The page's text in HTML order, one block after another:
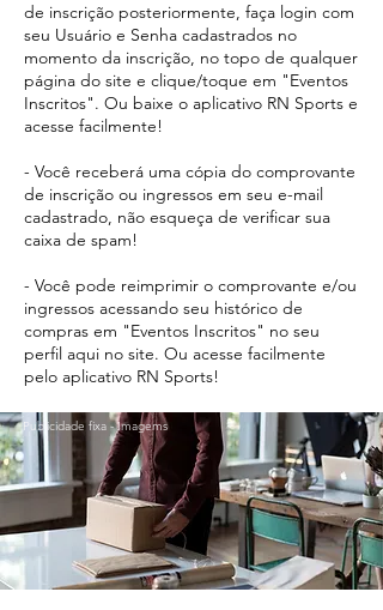
de inscrição posteriormente, faça login com
seu Usuário e Senha cadastrados no
momento da inscrição, no topo de qualquer
página do site e clique/toque em "Eventos
Inscritos". Ou baixe o aplicativo RN Sports e
acesse facilmente!
- Você receberá uma cópia do comprovante
de inscrição ou ingressos em seu e-mail
cadastrado, não esqueça de verificar sua
caixa de spam!
- Você pode reimprimir o comprovante e/ou
ingressos acessando seu histórico de
compras em "Eventos Inscritos" no seu
perfil aqui no site. Ou acesse facilmente
pelo aplicativo RN Sports!
Publicidade fixa - Imagems